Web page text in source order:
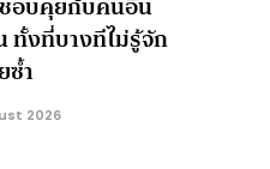
ทั้งที่บางทีไม่รู้จัก
ซ้ำ
2026